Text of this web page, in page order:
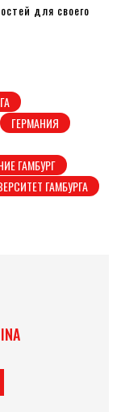
для своего
ГЕРМАНИЯ
ГАМБУРГ
ГАМБУРГА